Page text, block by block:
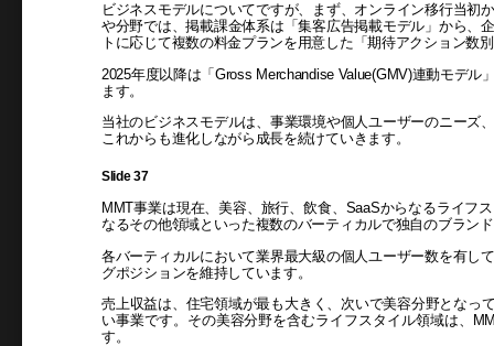
ビジネスモデルについてですが、まず、オンライン移行当初
や分野では、掲載課金体系は「集客広告掲載モデル」から、
トに応じて複数の料金プランを用意した「期待アクション数
2025年度以降は「Gross Merchandise Value(GMV)連動モデ
ます。
当社のビジネスモデルは、事業環境や個人ユーザーのニーズ
これからも進化しながら成長を続けていきます。
Slide 37
MMT事業は現在、美容、旅行、飲食、SaaSからなるライフ
なるその他領域といった複数のバーティカルで独自のブラン
各バーティカルにおいて業界最大級の個人ユーザー数を有し
グポジションを維持しています。
売上収益は、住宅領域が最も大きく、次いで美容分野となっ
い事業です。その美容分野を含むライフスタイル領域は、
す。